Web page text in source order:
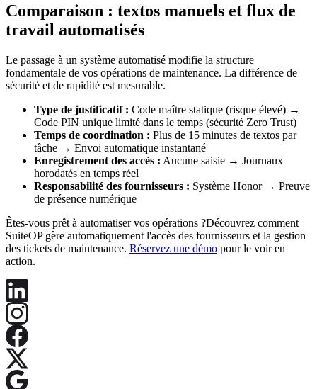
Comparaison : textos manuels et flux de
travail automatisés
Le passage à un système automatisé modifie la structure
fondamentale de vos opérations de maintenance. La différence de
sécurité et de rapidité est mesurable.
Type de justificatif : Code maître statique (risque élevé) →
Code PIN unique limité dans le temps (sécurité Zero Trust)
Temps de coordination : Plus de 15 minutes de textos par
tâche → Envoi automatique instantané
Enregistrement des accès : Aucune saisie → Journaux
horodatés en temps réel
Responsabilité des fournisseurs : Système Honor → Preuve
de présence numérique
Êtes-vous prêt à automatiser vos opérations ?Découvrez comment
SuiteOP gère automatiquement l'accès des fournisseurs et la gestion
des tickets de maintenance. Réservez une démo pour le voir en
action.